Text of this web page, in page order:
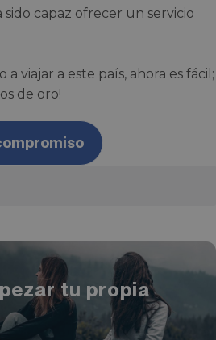
capaz ofrecer un servicio
viajar a este país, ahora es fácil;
de oro!
tu propia